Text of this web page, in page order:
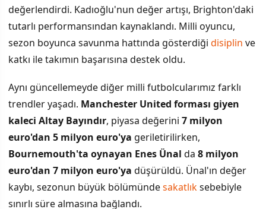
Avrupa'nın En Değerli Liği
Kadıoğlu'nun Yükselişinin Anlamı
değerlendirdi. Kadıoğlu'nun değer artışı, Brighton'daki
tutarlı performansından kaynaklandı. Milli oyuncu,
sezon boyunca savunma hattında gösterdiği disiplin ve
katkı ile takımın başarısına destek oldu.
Aynı güncellemeyde diğer milli futbolcularımız farklı
trendler yaşadı. Manchester United forması giyen
kaleci Altay Bayındır, piyasa değerini 7 milyon
euro'dan 5 milyon euro'ya geriletirilirken,
Bournemouth'ta oynayan Enes Ünal da 8 milyon
euro'dan 7 milyon euro'ya düşürüldü. Ünal'ın değer
kaybı, sezonun büyük bölümündesakatlıksebebiyle
sınırlı süre almasına bağlandı.